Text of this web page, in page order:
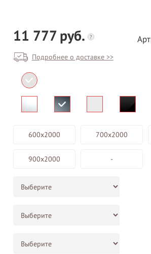
ЗАМЕР
11 777 руб. ?
Подробнее о доставке >>
600х2000 700х2000
900х2000 -